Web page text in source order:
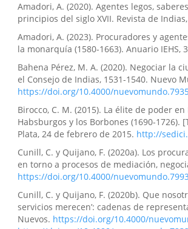
Amadori, A. (2020). Agentes legos,
principios del siglo XVII. Revista de Indias,
Amadori, A. (2023). Procuradores y
la monarquía (1580-1663). Anuario IEHS,
Bahena Pérez, M. A. (2020). Negociar la
el Consejo de Indias, 1531-1540. Nuevo
https://doi.org/10.4000/
Birocco, C. M. (2015). La élite de poder
Habsburgos y los Borbones (1690-
Plata, 24 de febrero de 2015. http://
Cunill, C. y Quijano, F. (2020a). Los
en torno a procesos de mediación,
https://doi.org/10.4000/
Cunill, C. y Quijano, F. (2020b). Que
servicios merecen’: cadenas de
Nuevos. https://doi.org/10.4000/